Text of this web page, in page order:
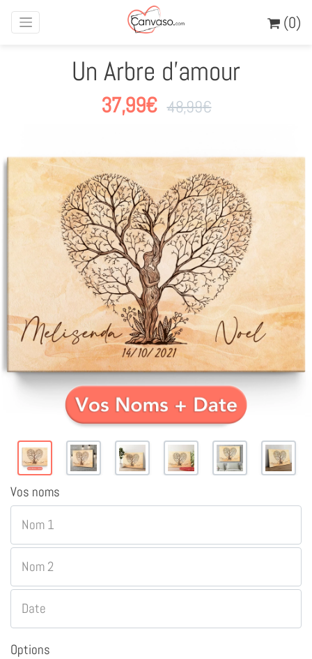
(0)
Un Arbre d'amour
37,99€ 48,99€
Vos noms
Nom 1
Nom 2
Date
Options